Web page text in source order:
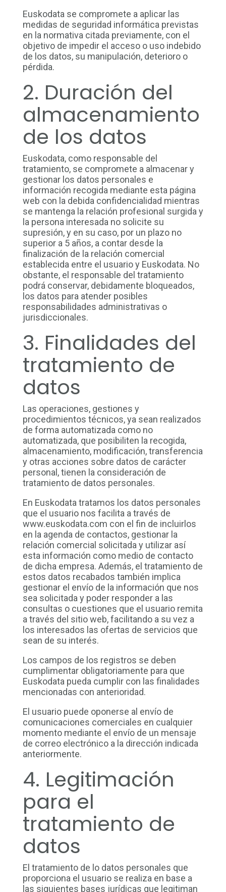
Euskodata se compromete a aplicar las
medidas de seguridad informática previstas
en la normativa citada previamente, con el
objetivo de impedir el acceso o uso indebido
de los datos, su manipulación, deterioro o
pérdida.
2. Duración del
almacenamiento
de los datos
Euskodata, como responsable del
tratamiento, se compromete a almacenar y
gestionar los datos personales e
información recogida mediante esta página
web con la debida confidencialidad mientras
se mantenga la relación profesional surgida y
la persona interesada no solicite su
supresión, y en su caso, por un plazo no
superior a 5 años, a contar desde la
finalización de la relación comercial
establecida entre el usuario y Euskodata. No
obstante, el responsable del tratamiento
podrá conservar, debidamente bloqueados,
los datos para atender posibles
responsabilidades administrativas o
jurisdiccionales.
3. Finalidades del
tratamiento de
datos
Las operaciones, gestiones y
procedimientos técnicos, ya sean realizados
de forma automatizada como no
automatizada, que posibiliten la recogida,
almacenamiento, modificación, transferencia
y otras acciones sobre datos de carácter
personal, tienen la consideración de
tratamiento de datos personales.
En Euskodata tratamos los datos personales
que el usuario nos facilita a través de
www.euskodata.com con el fin de incluirlos
en la agenda de contactos, gestionar la
relación comercial solicitada y utilizar así
esta información como medio de contacto
de dicha empresa. Además, el tratamiento de
estos datos recabados también implica
gestionar el envío de la información que nos
sea solicitada y poder responder a las
consultas o cuestiones que el usuario remita
a través del sitio web, facilitando a su vez a
los interesados las ofertas de servicios que
sean de su interés.
Los campos de los registros se deben
cumplimentar obligatoriamente para que
Euskodata pueda cumplir con las finalidades
mencionadas con anterioridad.
El usuario puede oponerse al envío de
comunicaciones comerciales en cualquier
momento mediante el envío de un mensaje
de correo electrónico a la dirección indicada
anteriormente.
4. Legitimación
para el
tratamiento de
datos
El tratamiento de lo datos personales que
proporciona el usuario se realiza en base a
las siguientes bases jurídicas que legitiman